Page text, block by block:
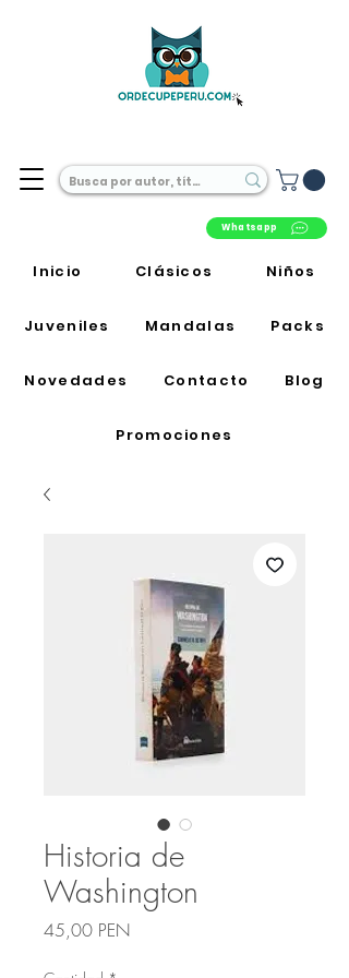
Whatsapp
Inicio Clásicos Niños
Juveniles Mandalas Packs
Novedades Contacto Blog
Promociones
Historia de
Washington
45,00 PENPrecio